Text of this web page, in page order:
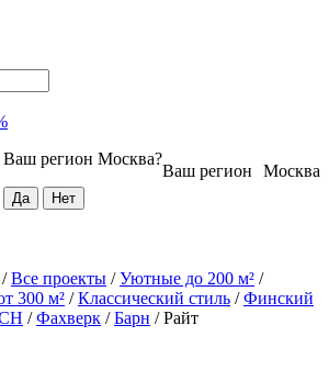
Москва
Ваш регион
Ваш регион Москва?
/Все проекты /Уютные до 200 м² /
300 м² /Классический стиль /Финский
/Фахверк /Барн /Райт